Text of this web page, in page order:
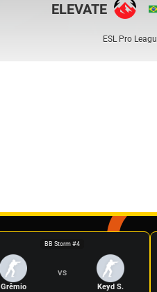
ELEVATE
ESL Pro
BB Storm #4
Grêmio
VS
Keyd S.